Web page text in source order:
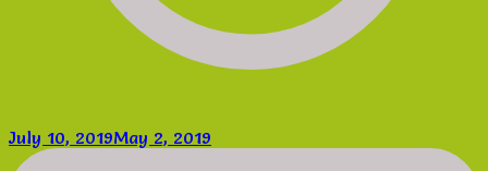
July 10, 2019May 2, 2019